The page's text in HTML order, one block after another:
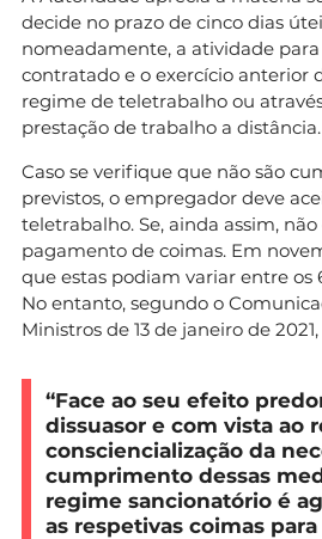
decide no prazo de cinco dias
nomeadamente, a atividade
contratado e o exercício anterior
regime de teletrabalho ou
prestação de trabalho a distância.
Caso se verifique que não são
previstos, o empregador deve
teletrabalho. Se, ainda assim,
pagamento de coimas. Em
que estas podiam variar entre os
No entanto, segundo o
Ministros de 13 de janeiro de 2021,
“Face ao seu efeito
dissuasor e com vista ao
consciencialização da
cumprimento dessas
regime sancionatório é
as respetivas coimas para